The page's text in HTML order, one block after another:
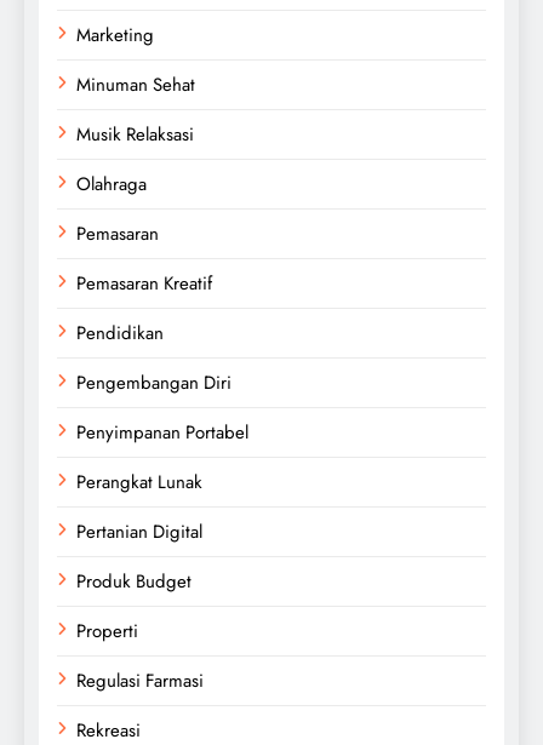
Marketing
Minuman Sehat
Musik Relaksasi
Olahraga
Pemasaran
Pemasaran Kreatif
Pendidikan
Pengembangan Diri
Penyimpanan Portabel
Perangkat Lunak
Pertanian Digital
Produk Budget
Properti
Regulasi Farmasi
Rekreasi